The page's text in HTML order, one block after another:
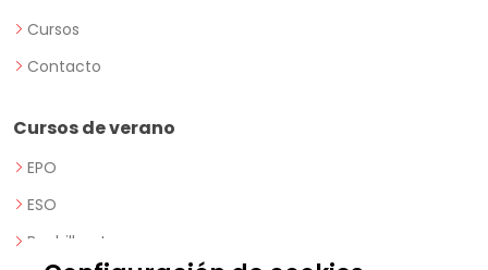
Cursos
Contacto
Cursos de verano
EPO
ESO
Bachillerato